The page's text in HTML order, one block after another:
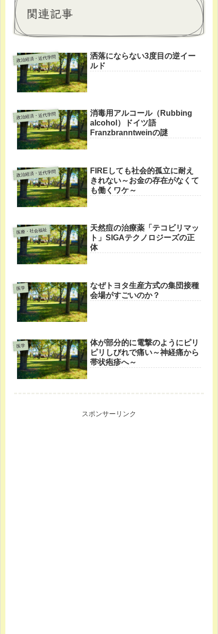
関連記事
政治経済・近代学問
洒落にならない3度目の逆イー
ルド
政治経済・近代学問
消毒用アルコール（Rubbing
alcohol）ドイツ語
Franzbranntweinの謎
政治経済・近代学問
FIREしても社会的孤立に耐え
きれない～お金の存在がなくて
も働くワケ～
医療・社会福祉
天然痘の治療薬「テコビリマッ
ト」SIGAテクノロジーズの正
体
医学
なぜトヨタ生産方式の集団接種
会場がすごいのか？
医学
体が部分的に電撃のようにピリ
ピリしびれで痛い～神経痛から
帯状疱疹へ～
スポンサーリンク